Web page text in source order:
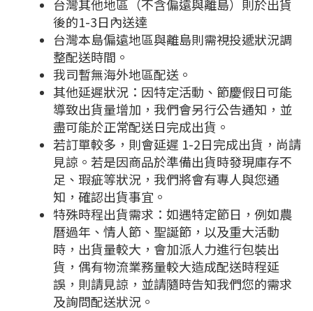
台灣其他地區（不含偏遠與離島）則於出貨
後的1-3日內送達
台灣本島偏遠地區與離島則需視投遞狀況調
整配送時間。
我司暫無海外地區配送。
其他延遲狀況：因特定活動、節慶假日可能
導致出貨量增加，我們會另行公告通知，並
盡可能於正常配送日完成出貨。
若訂單較多，則會延遲 1-2日完成出貨，尚請
見諒。若是因商品於準備出貨時發現庫存不
足、瑕疵等狀況，我們將會有專人與您通
知，確認出貨事宜。
特殊時程出貨需求：如遇特定節日，例如農
曆過年、情人節、聖誕節，以及重大活動
時，出貨量較大，會加派人力進行包裝出
貨，偶有物流業務量較大造成配送時程延
誤，則請見諒，並請隨時告知我們您的需求
及詢問配送狀況。